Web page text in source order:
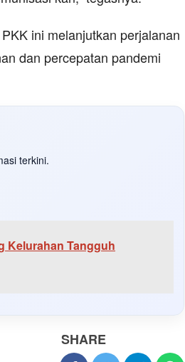
ini melanjutkan perjalanan
dan percepatan pandemi
terkini.
Kelurahan Tangguh
SHARE